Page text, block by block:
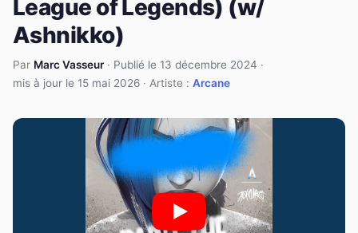
League of Legends) (w/
Ashnikko)
Par Marc Vasseur· Publié le 13 décembre 2024 ·
mis à jour le 15 mai 2026 · Artiste : Arcane